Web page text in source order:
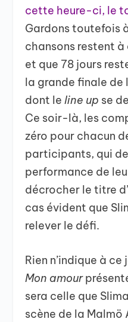
cette heure-ci, le
Gardons toutefois
chansons restent
et que 78 jours
la grande finale de
dont leline up se
Ce soir-là, les
zéro pour chacun
participants, qui
performance de
décrocher le titre
cas évident que
relever le défi.
Rien n’indique à
Mon amour
sera celle que
scène de la Malmö